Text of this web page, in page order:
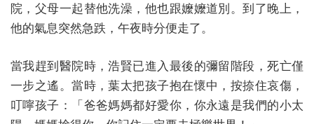
院，父母一起替他洗澡，他也跟嬤嬤道別。到了晚上，
他的氣息突然急跌，午夜時分便走了。
當我趕到醫院時，浩賢已進入最後的彌留階段，死亡僅
一步之遙。當時，葉太把孩子抱在懷中，按捺住哀傷，
叮嚀孩子：「爸爸媽媽都好愛你，你永遠是我們的小太